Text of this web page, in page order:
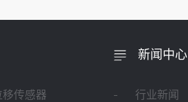
传感器
新闻中心
行业新闻